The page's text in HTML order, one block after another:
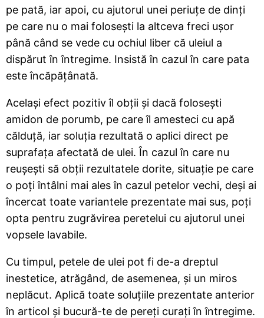
pe pată, iar apoi, cu ajutorul unei periuțe de dinți
pe care nu o mai folosești la altceva freci ușor
până când se vede cu ochiul liber că uleiul a
dispărut în întregime. Insistă în cazul în care pata
este încăpățânată.
Același efect pozitiv îl obții și dacă folosești
amidon de porumb, pe care îl amesteci cu apă
călduță, iar soluția rezultată o aplici direct pe
suprafața afectată de ulei. În cazul în care nu
reușești să obții rezultatele dorite, situație pe care
o poți întâlni mai ales în cazul petelor vechi, deși ai
încercat toate variantele prezentate mai sus, poți
opta pentru zugrăvirea peretelui cu ajutorul unei
vopsele lavabile.
Cu timpul, petele de ulei pot fi de-a dreptul
inestetice, atrăgând, de asemenea, și un miros
neplăcut. Aplică toate soluțiile prezentate anterior
în articol și bucură-te de pereți curați în întregime.